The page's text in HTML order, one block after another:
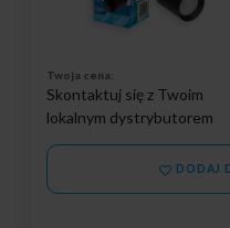
Twoja cena:
Skontaktuj się z Twoim
lokalnym dystrybutorem
DODAJ